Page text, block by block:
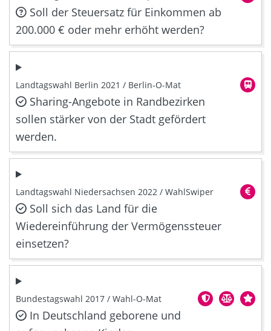
Soll der Steuersatz für Einkommen ab
200.000 € oder mehr erhöht werden?
Landtagswahl Berlin 2021 / Berlin-O-Mat
Sharing-Angebote in Randbezirken
sollen stärker von der Stadt gefördert
werden.
Landtagswahl Niedersachsen 2022 / WahlSwiper
Soll sich das Land für die
Wiedereinführung der Vermögenssteuer
einsetzen?
Bundestagswahl 2017 / Wahl-O-Mat
In Deutschland geborene und